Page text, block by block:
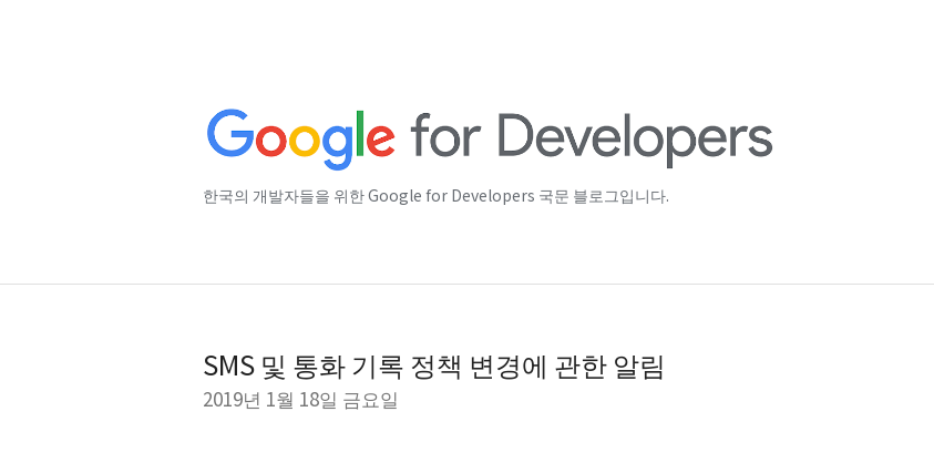
한국의 개발자들을 위한 Google for Developers 국문 블로그입니다.
SMS 및 통화 기록 정책 변경에 관한 알림
2019년 1월 18일 금요일